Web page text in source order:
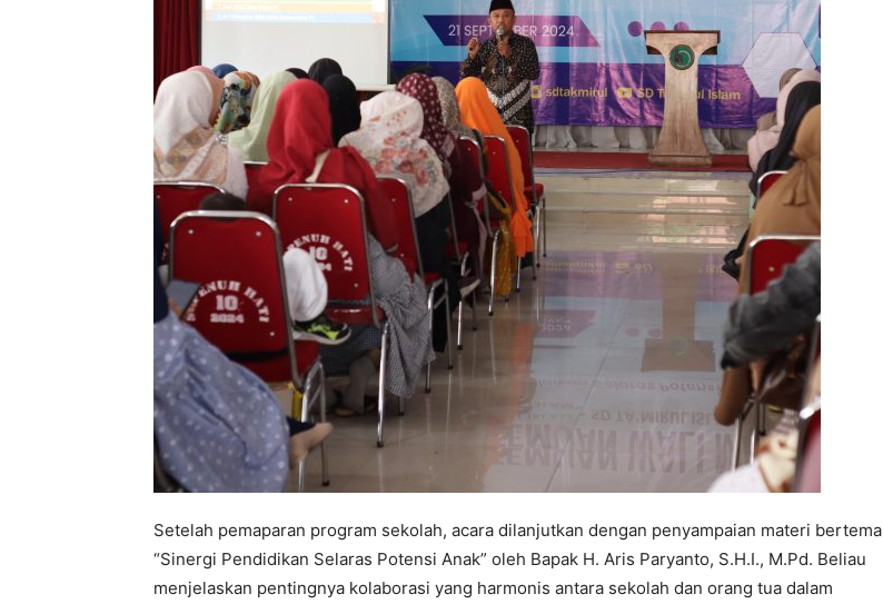
Setelah pemaparan program sekolah, acara dilanjutkan dengan penyampaian materi bertema
“Sinergi Pendidikan Selaras Potensi Anak” oleh Bapak H. Aris Paryanto, S.H.I., M.Pd. Beliau
menjelaskan pentingnya kolaborasi yang harmonis antara sekolah dan orang tua dalam